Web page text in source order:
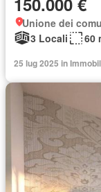
Unione dei
3 Locali
60
25 lug 2025 in